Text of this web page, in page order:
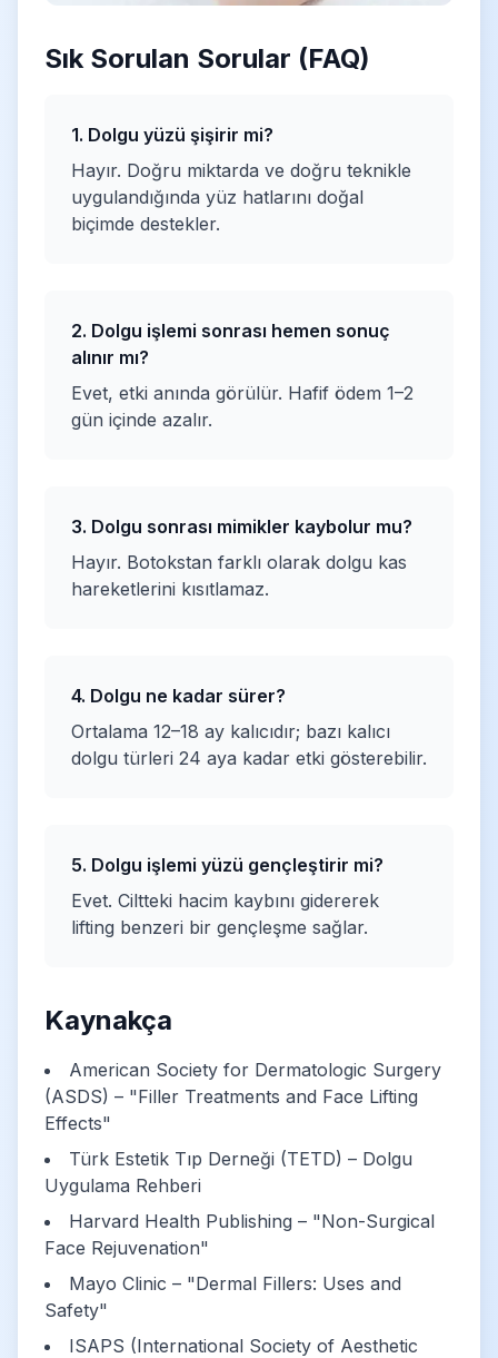
Sık Sorulan Sorular (FAQ)
1. Dolgu yüzü şişirir mi?
Hayır. Doğru miktarda ve doğru teknikle
uygulandığında yüz hatlarını doğal
biçimde destekler.
2. Dolgu işlemi sonrası hemen sonuç
alınır mı?
Evet, etki anında görülür. Hafif ödem 1–2
gün içinde azalır.
3. Dolgu sonrası mimikler kaybolur mu?
Hayır. Botokstan farklı olarak dolgu kas
hareketlerini kısıtlamaz.
4. Dolgu ne kadar sürer?
Ortalama 12–18 ay kalıcıdır; bazı kalıcı
dolgu türleri 24 aya kadar etki gösterebilir.
5. Dolgu işlemi yüzü gençleştirir mi?
Evet. Ciltteki hacim kaybını gidererek
lifting benzeri bir gençleşme sağlar.
Kaynakça
American Society for Dermatologic Surgery
(ASDS) – "Filler Treatments and Face Lifting
Effects"
Türk Estetik Tıp Derneği (TETD) – Dolgu
Uygulama Rehberi
Harvard Health Publishing – "Non-Surgical
Face Rejuvenation"
Mayo Clinic – "Dermal Fillers: Uses and
Safety"
ISAPS (International Society of Aesthetic